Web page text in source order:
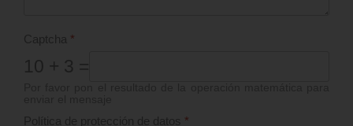
Captcha *
10 + 3 =
Política de protección de datos *